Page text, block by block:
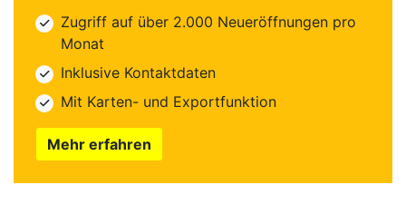
Zugriff auf über 2.000 Neueröffnungen pro
Monat
Inklusive Kontaktdaten
Mit Karten- und Exportfunktion
Mehr erfahren